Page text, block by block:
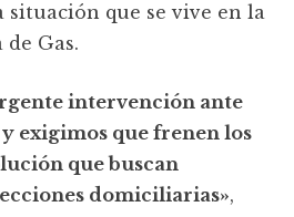
situación que se vive en la
Gas.
intervención ante
exigimos que frenen los
que buscan
domiciliarias»,